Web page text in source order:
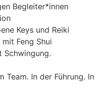
Begleiter*innen
Keys und Reiki
Feng Shui
Schwingung.
Team. In der Führung. In